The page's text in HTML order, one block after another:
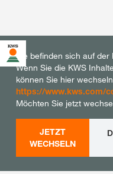
Sie befinden sich auf der
Wenn Sie die KWS
können Sie hier
https://www.kws.com/
Möchten Sie jetzt
JETZT
WECHSELN